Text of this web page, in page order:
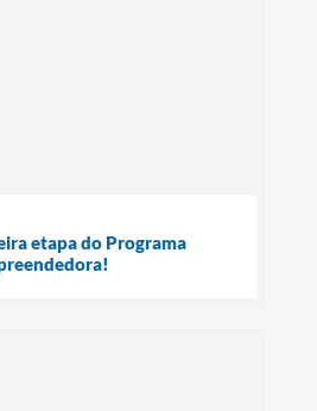
etapa do Programa